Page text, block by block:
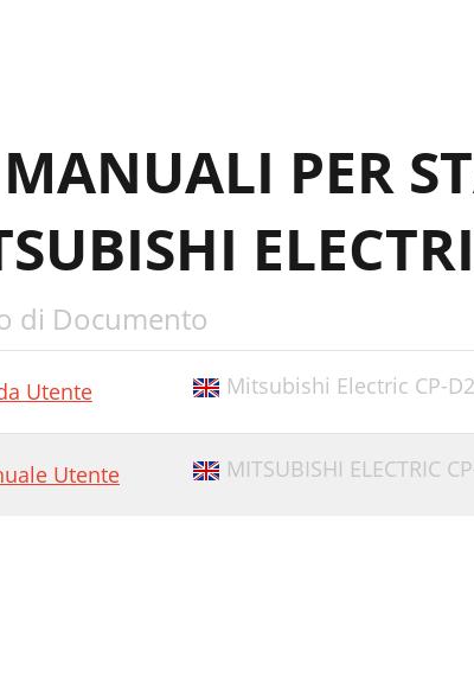
PER
di Documento
Utente Mitsubishi Electric CP-
Utente MITSUBISHI ELECTRIC